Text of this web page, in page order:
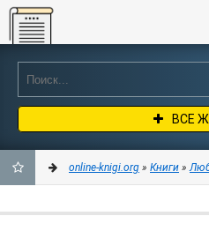
Online-knigi.org
ВСЕ
online-knigi.org » Книги »